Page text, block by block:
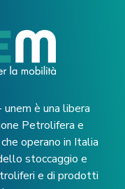
è una libera
Petrolifera e
operano in Italia
stoccaggio e
e di prodotti